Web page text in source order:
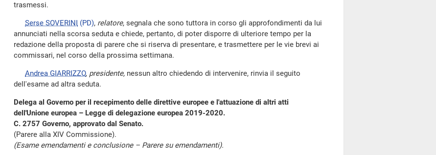
trasmessi.
Serse SOVERINI (PD), relatore, segnala che sono tuttora in corso gli approfondimenti da lui
annunciati nella scorsa seduta e chiede, pertanto, di poter disporre di ulteriore tempo per la
redazione della proposta di parere che si riserva di presentare, e trasmettere per le vie brevi ai
commissari, nel corso della prossima settimana.
Andrea GIARRIZZO, presidente, nessun altro chiedendo di intervenire, rinvia il seguito
dell'esame ad altra seduta.
Delega al Governo per il recepimento delle direttive europee e l'attuazione di altri atti
dell'Unione europea – Legge di delegazione europea 2019-2020.
C. 2757 Governo, approvato dal Senato.
(Parere alla XIV Commissione).
(Esame emendamenti e conclusione – Parere su emendamenti).